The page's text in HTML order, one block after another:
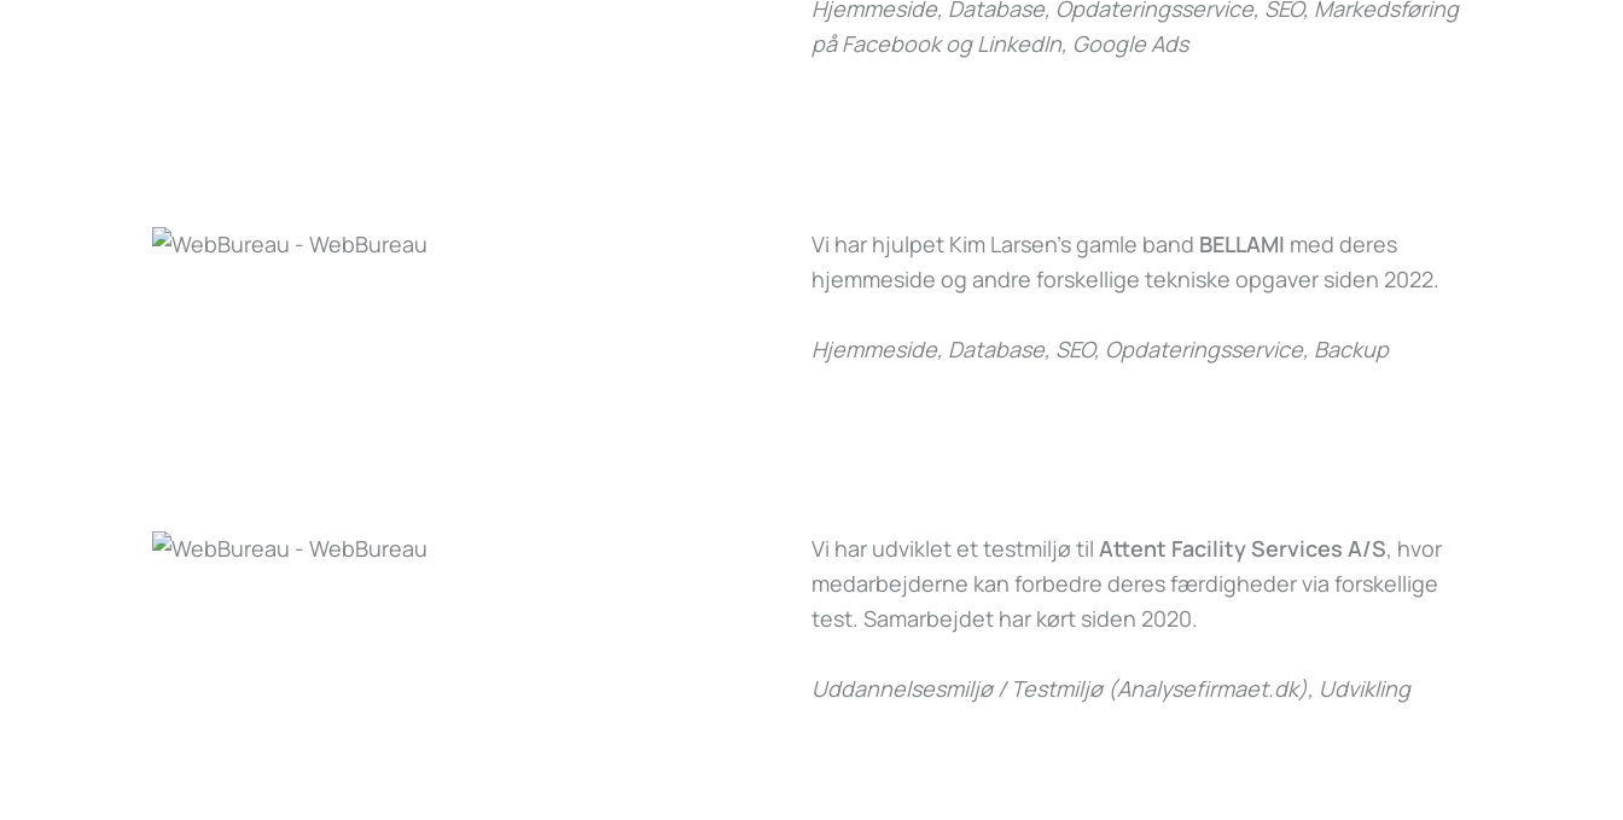
Hjemmeside, Database, Opdateringsservice, SEO, Markedsføring
på Facebook og LinkedIn, Google Ads
Vi har hjulpet Kim Larsen’s gamle band BELLAMI med deres
hjemmeside og andre forskellige tekniske opgaver siden 2022.
Hjemmeside, Database, SEO, Opdateringsservice, Backup
Vi har udviklet et testmiljø til Attent Facility Services A/S, hvor
medarbejderne kan forbedre deres færdigheder via forskellige
test. Samarbejdet har kørt siden 2020.
Uddannelsesmiljø / Testmiljø (Analysefirmaet.dk), Udvikling